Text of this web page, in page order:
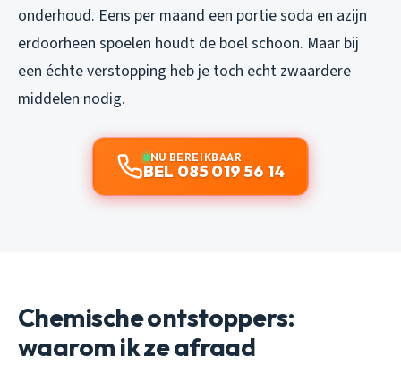
onderhoud. Eens per maand een portie soda en azijn
erdoorheen spoelen houdt de boel schoon. Maar bij
een échte verstopping heb je toch echt zwaardere
middelen nodig.
NU BEREIKBAAR
BEL 085 019 56 14
Chemische ontstoppers:
waarom ik ze afraad